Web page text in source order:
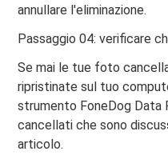
annullare l'eliminazione.
Passaggio 04: verificare
Se mai le tue foto
ripristinate sul tuo
strumento FoneDog Data
cancellati che sono
articolo.